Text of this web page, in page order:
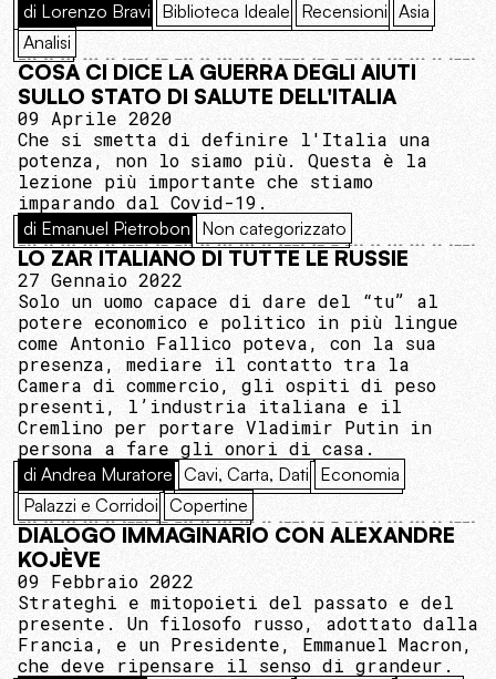
di Lorenzo Bravi Biblioteca Ideale Recensioni Asia
Analisi
COSA CI DICE LA GUERRA DEGLI AIUTI
SULLO STATO DI SALUTE DELL'ITALIA
09 Aprile 2020
Che si smetta di definire l'Italia una
potenza, non lo siamo più. Questa è la
lezione più importante che stiamo
imparando dal Covid-19.
di Emanuel Pietrobon Non categorizzato
LO ZAR ITALIANO DI TUTTE LE RUSSIE
27 Gennaio 2022
Solo un uomo capace di dare del “tu” al
potere economico e politico in più lingue
come Antonio Fallico poteva, con la sua
presenza, mediare il contatto tra la
Camera di commercio, gli ospiti di peso
presenti, l’industria italiana e il
Cremlino per portare Vladimir Putin in
persona a fare gli onori di casa.
di Andrea Muratore Cavi, Carta, Dati Economia
Palazzi e Corridoi Copertine
DIALOGO IMMAGINARIO CON ALEXANDRE
KOJÈVE
09 Febbraio 2022
Strateghi e mitopoieti del passato e del
presente. Un filosofo russo, adottato dalla
Francia, e un Presidente, Emmanuel Macron,
che deve ripensare il senso di grandeur.